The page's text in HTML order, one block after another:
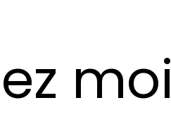
moi